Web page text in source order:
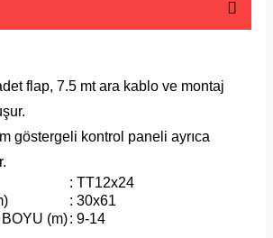
flap, 7.5 mt ara kablo ve montaj
göstergeli kontrol paneli ayrıca
: TT12x24
: 30x61
(m): 9-14